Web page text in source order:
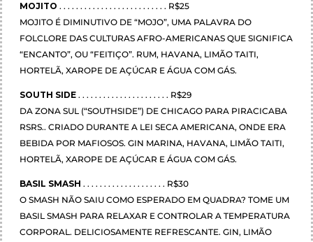
MOJITO . . . . . . . . . . . . . . . . . . . . . . . . . . R$25
MOJITO É DIMINUTIVO DE “MOJO”, UMA PALAVRA DO
FOLCLORE DAS CULTURAS AFRO-AMERICANAS QUE SIGNIFICA
“ENCANTO”, OU “FEITIÇO”. RUM, HAVANA, LIMÃO TAITI,
HORTELÃ, XAROPE DE AÇÚCAR E ÁGUA COM GÁS.
SOUTH SIDE . . . . . . . . . . . . . . . . . . . . . . R$29
DA ZONA SUL (“SOUTHSIDE”) DE CHICAGO PARA PIRACICABA
RSRS.. CRIADO DURANTE A LEI SECA AMERICANA, ONDE ERA
BEBIDA POR MAFIOSOS. GIN MARINA, HAVANA, LIMÃO TAITI,
HORTELÃ, XAROPE DE AÇÚCAR E ÁGUA COM GÁS.
BASIL SMASH . . . . . . . . . . . . . . . . . . . . R$30
O SMASH NÃO SAIU COMO ESPERADO EM QUADRA? TOME UM
BASIL SMASH PARA RELAXAR E CONTROLAR A TEMPERATURA
CORPORAL. DELICIOSAMENTE REFRESCANTE. GIN, LIMÃO